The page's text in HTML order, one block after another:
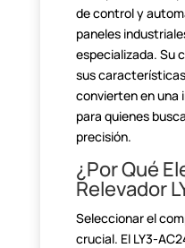
de control y
paneles
especializada. Su
sus características
convierten en una
para quienes
precisión.
¿Por Qué
Relevador
Seleccionar el
crucial. El LY3-